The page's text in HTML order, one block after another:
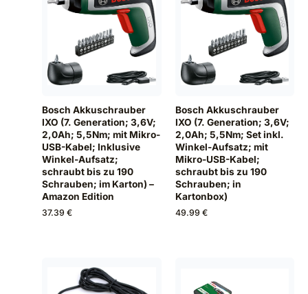
Bosch Akkuschrauber
IXO (7. Generation; 3,6V;
2,0Ah; 5,5Nm; mit Mikro-
USB-Kabel; Inklusive
Winkel-Aufsatz;
schraubt bis zu 190
Schrauben; im Karton) –
Amazon Edition
37.39 €
Bosch Akkuschrauber
IXO (7. Generation; 3,6V;
2,0Ah; 5,5Nm; Set inkl.
Winkel-Aufsatz; mit
Mikro-USB-Kabel;
schraubt bis zu 190
Schrauben; in
Kartonbox)
49.99 €